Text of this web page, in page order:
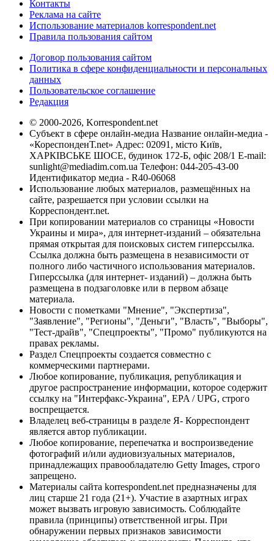
Контакты
Реклама на сайте
Использование материалов korrespondent.net
Правила пользования сайтом
Договор пользования сайтом
Политика в сфере конфиденциальности и персональных
данных
Пользовательское соглашение
Редакция
© 2000-2026, Korrespondent.net
Субъект в сфере онлайн-медиа Название онлайн-медиа -
«КореспонденТ.net» Адрес: 02091, місто Київ,
ХАРКІВСЬКЕ ШОСЕ, будинок 172-Б, офіс 208/1 E-mail:
sunlight@mediadim.com.ua Телефон: 044-205-43-00
Идентификатор медиа - R40-06068
Использование любых материалов, размещённых на
сайте, разрешается при условии ссылки на
Корреспондент.net.
При копировании материалов со страницы «Новости
Украины и мира», для интернет-изданий – обязательна
прямая открытая для поисковых систем гиперссылка.
Ссылка должна быть размещена в независимости от
полного либо частичного использования материалов.
Гиперссылка (для интернет- изданий) – должна быть
размещена в подзаголовке или в первом абзаце
материала.
Новости с пометками "Мнение", "Экспертиза",
"Заявление", "Регионы", "Деньги", "Власть", "Выборы",
"Тест-драйв", "Спецпроекты", "Промо" публикуются на
правах рекламы.
Раздел Спецпроекты создается совместно с
коммерческими партнерами.
Любое копирование, публикация, републикация и
другое распространение информации, которое содержит
ссылку на "Интерфакс-Украина", EPA / UPG, строго
воспрещается.
Владелец веб-страницы в разделе Я- Корреспондент
является автор публикации.
Любое копирование, перепечатка и воспроизведение
фотографий и/или аудиовизуальных материалов,
принадлежащих правообладателю Getty Images, строго
запрещено.
Материалы сайта korrespondent.net предназначены для
лиц старше 21 года (21+). Участие в азартных играх
может вызвать игровую зависимость. Соблюдайте
правила (принципы) ответственной игры. При
обнаружении первых признаков зависимости